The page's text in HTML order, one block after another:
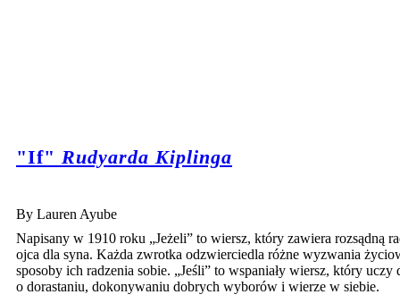
"If" Rudyarda Kiplinga
By Lauren Ayube
Napisany w 1910 roku „Jeżeli” to wiersz, który zawiera rozsądną
ojca dla syna. Każda zwrotka odzwierciedla różne wyzwania
sposoby ich radzenia sobie. „Jeśli” to wspaniały wiersz, który uczy
o dorastaniu, dokonywaniu dobrych wyborów i wierze w siebie.